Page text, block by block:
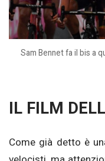
Sam Bennet fa il bis a
IL FILM
Come già detto è